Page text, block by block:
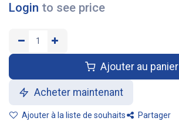
Login to see price
Ajouter au panier
Acheter maintenant
Ajouter à la liste de souhaits Partager